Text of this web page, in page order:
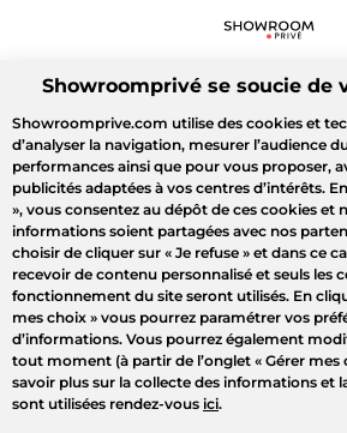
Showroomprivé se soucie de
Showroomprive.com utilise des cookies et
d’analyser la navigation, mesurer l’audience
performances ainsi que pour vous proposer,
publicités adaptées à vos centres d’intérêts.
», vous consentez au dépôt de ces cookies et
informations soient partagées avec nos
choisir de cliquer sur « Je refuse » et dans ce
recevoir de contenu personnalisé et seuls les
fonctionnement du site seront utilisés. En
mes choix » vous pourrez paramétrer vos
d’informations. Vous pourrez également
tout moment (à partir de l’onglet « Gérer mes
savoir plus sur la collecte des informations et
sont utilisées rendez-vous ici.